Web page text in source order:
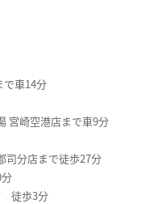
で車14分
宮崎空港店まで車9分
司分店まで徒歩27分
徒歩3分